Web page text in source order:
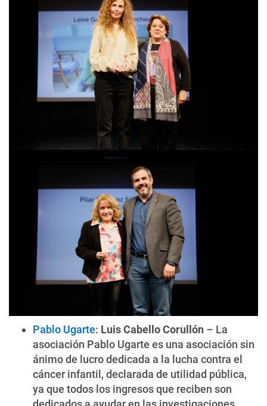
Pablo Ugarte: Luis Cabello Corullón – La
asociación Pablo Ugarte es una asociación sin
ánimo de lucro dedicada a la lucha contra el
cáncer infantil, declarada de utilidad pública,
ya que todos los ingresos que reciben son